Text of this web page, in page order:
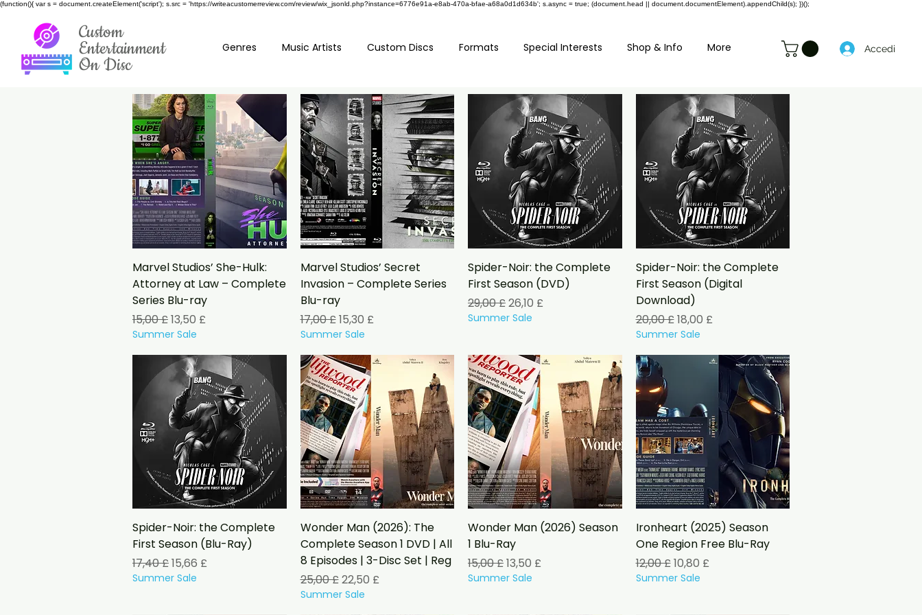
(function(){ var s = document.createElement('script'); s.src = 'https://writeacustomerreview.com/review/wix_jsonld.php?instance=6776e91a-e8ab-470a-bfae-a68a0d1d634b'; s.async = true; (document.head || document.documentElement).appendChild(s); })();
Genres Music Artists Custom Discs Formats Special Interests Shop & Info More
Custom
Entertainment
On Disc
Accedi
Vista rapida
Marvel Studios’ She-Hulk:
Attorney at Law – Complete
Series Blu-ray
Prezzo regolare
15,00 £Prezzo scontato
13,50 £
Summer Sale
Vista rapida
Marvel Studios’ Secret
Invasion – Complete Series
Blu-ray
Prezzo regolare
17,00 £Prezzo scontato
15,30 £
Summer Sale
Vista rapida
Spider-Noir: the Complete
First Season (DVD)
Prezzo regolare
29,00 £Prezzo scontato
26,10 £
Summer Sale
Vista rapida
Spider-Noir: the Complete
First Season (Digital
Download)
Prezzo regolare
20,00 £Prezzo scontato
18,00 £
Summer Sale
Vista rapida
Spider-Noir: the Complete
First Season (Blu-Ray)
Prezzo regolare
17,40 £Prezzo scontato
15,66 £
Summer Sale
Vista rapida
Wonder Man (2026): The
Complete Season 1 DVD | All
8 Episodes | 3-Disc Set | Reg
Prezzo regolare
25,00 £Prezzo scontato
22,50 £
Summer Sale
Vista rapida
Wonder Man (2026) Season
1 Blu-Ray
Prezzo regolare
15,00 £Prezzo scontato
13,50 £
Summer Sale
Vista rapida
Ironheart (2025) Season
One Region Free Blu-Ray
Prezzo regolare
12,00 £Prezzo scontato
10,80 £
Summer Sale